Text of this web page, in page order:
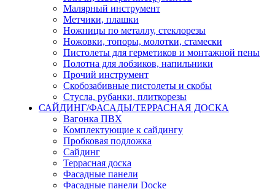
Малярный инструмент
Метчики, плашки
Ножницы по металлу, стеклорезы
Ножовки, топоры, молотки, стамески
Пистолеты для герметиков и монтажной пены
Полотна для лобзиков, напильники
Прочий инструмент
Скобозабивные пистолеты и скобы
Стусла, рубанки, плиткорезы
САЙДИНГ/ФАСАДЫ/ТЕРРАСНАЯ ДОСКА
Вагонка ПВХ
Комплектующие к сайдингу
Пробковая подложка
Сайдинг
Террасная доска
Фасадные панели
Фасадные панели Docke